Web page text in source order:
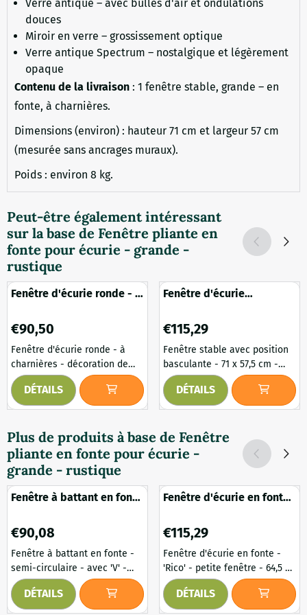
Verre antique – avec bulles d'air et ondulations
douces
Miroir en verre – grossissement optique
Verre antique Spectrum – nostalgique et légèrement
opaque
Contenu de la livraison : 1 fenêtre stable, grande – en
fonte, à charnières.
Dimensions (environ) : hauteur 71 cm et largeur 57 cm
(mesurée sans ancrages muraux).
Poids : environ 8 kg.
Peut-être également intéressant
sur la base de Fenêtre pliante en
fonte pour écurie - grande -
rustique
Fenêtre d'écurie ronde - à
Prix: 90,50
€90,50
Fenêtre d'écurie ronde - à
charnières - décoration de
fenêtre en fonte. Charmante
et fonctionnelle fenêtre
d'écurie en fonte avec
réalisée d'après un exemple
historique. Cette fenêtre
ronde est idéale pour une
installation dans le faîte
d'une façade, dans un mur de
DÉTAILS
Fenêtre d'écurie
Prix: 115,29
€115,29
Fenêtre stable avec position
basculante - 71 x 57,5 ​​cm -
fenêtre en fonte. Une fenêtre
stable élégante et
fonctionnelle au look
robuste. La partie supérieure
est dotée d'une fenêtre
basculante, qui assure une
caractère authentique. Parfait
DÉTAILS
Plus de produits à base de Fenêtre
pliante en fonte pour écurie -
grande - rustique
Fenêtre à battant en fonte
Prix: 90,08
€90,08
Fenêtre à battant en fonte -
semi-circulaire - avec 'V' -
fenêtre stable. Une fenêtre
d'écurie semi-circulaire de
caractère et pratique avec
DÉTAILS
Fenêtre d'écurie en fonte
Prix: 115,29
€115,29
Fenêtre d'écurie en fonte -
'Rico' - petite fenêtre - 64,5 x
43,5 cm. Une charmante et
authentique fenêtre en fonte
qui rappelle les styles
DÉTAILS